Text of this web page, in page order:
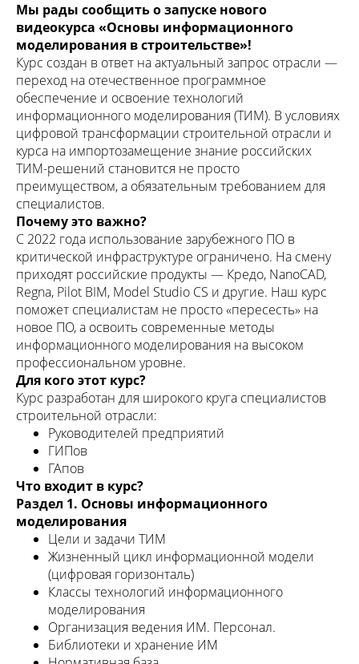
Мы рады сообщить о запуске нового
видеокурса «Основы информационного
моделирования в строительстве»!
Курс создан в ответ на актуальный запрос отрасли —
переход на отечественное программное
обеспечение и освоение технологий
информационного моделирования (ТИМ). В условиях
цифровой трансформации строительной отрасли и
курса на импортозамещение знание российских
ТИМ-решений становится не просто
преимуществом, а обязательным требованием для
специалистов.
Почему это важно?
С 2022 года использование зарубежного ПО в
критической инфраструктуре ограничено. На смену
приходят российские продукты — Кредо, NanoCAD,
Regna, Pilot BIM, Model Studio CS и другие. Наш курс
поможет специалистам не просто «пересесть» на
новое ПО, а освоить современные методы
информационного моделирования на высоком
профессиональном уровне.
Для кого этот курс?
Курс разработан для широкого круга специалистов
строительной отрасли:
Руководителей предприятий
ГИПов
ГАпов
Что входит в курс?
Раздел 1. Основы информационного
моделирования
Цели и задачи ТИМ
Жизненный цикл информационной модели
(цифровая горизонталь)
Классы технологий информационного
моделирования
Организация ведения ИМ. Персонал.
Библиотеки и хранение ИМ